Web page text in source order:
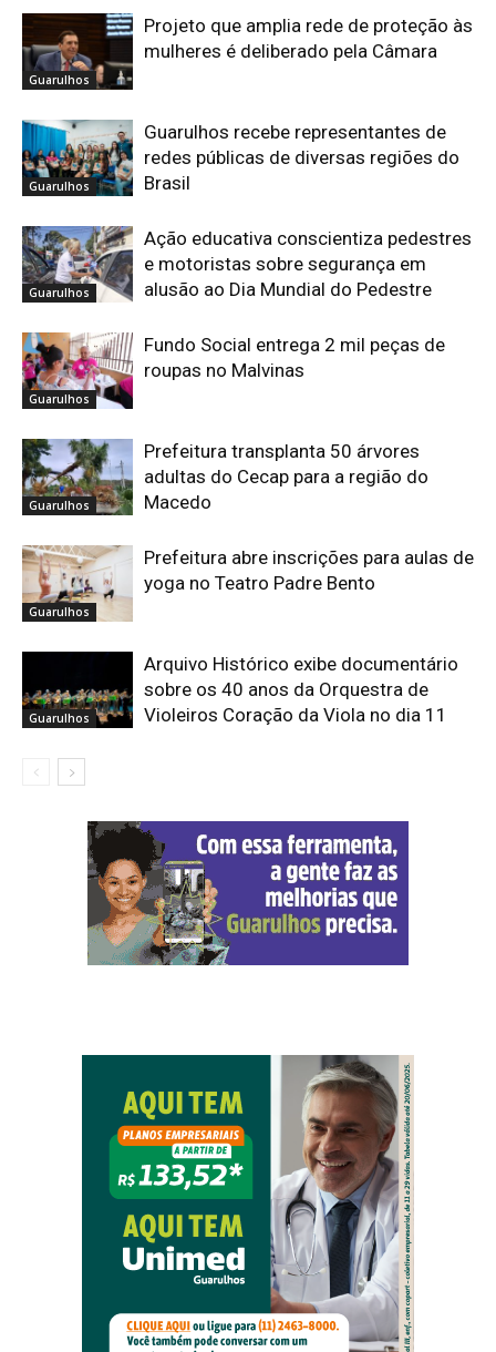
Guarulhos
Projeto que amplia rede de proteção às
mulheres é deliberado pela Câmara
Guarulhos
Guarulhos recebe representantes de
redes públicas de diversas regiões do
Brasil
Guarulhos
Ação educativa conscientiza pedestres
e motoristas sobre segurança em
alusão ao Dia Mundial do Pedestre
Guarulhos
Fundo Social entrega 2 mil peças de
roupas no Malvinas
Guarulhos
Prefeitura transplanta 50 árvores
adultas do Cecap para a região do
Macedo
Guarulhos
Prefeitura abre inscrições para aulas de
yoga no Teatro Padre Bento
Guarulhos
Arquivo Histórico exibe documentário
sobre os 40 anos da Orquestra de
Violeiros Coração da Viola no dia 11